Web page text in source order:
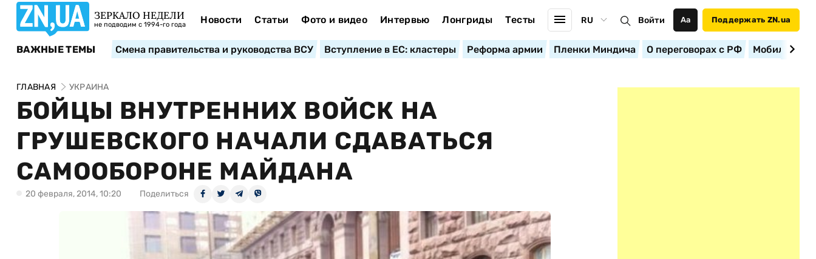
ЗЕРКАЛО НЕДЕЛИ
не подводим с 1994-го года Новости Статьи Фото и видео Интервью Лонгриды Тесты RU Войти Аа Поддержать ZN.ua
ВАЖНЫЕ ТЕМЫ Смена правительства и руководства ВСУ Вступление в ЕС: кластеры Реформа армии Пленки Миндича О переговорах с РФ
ГЛАВНАЯ УКРАИНА
БОЙЦЫ ВНУТРЕННИХ ВОЙСК НА
ГРУШЕВСКОГО НАЧАЛИ СДАВАТЬСЯ
САМООБОРОНЕ МАЙДАНА
20 февраля, 2014, 10:20 Поделиться